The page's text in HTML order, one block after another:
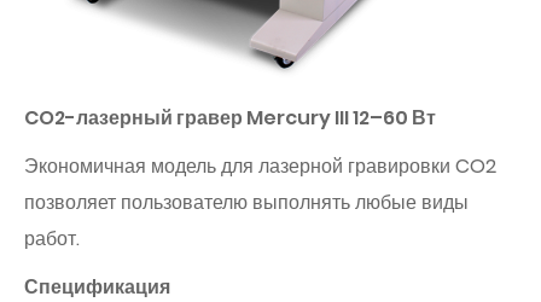
CO2-лазерный гравер Mercury III 12–60 Вт
Экономичная модель для лазерной гравировки CO2
позволяет пользователю выполнять любые виды
работ.
Спецификация